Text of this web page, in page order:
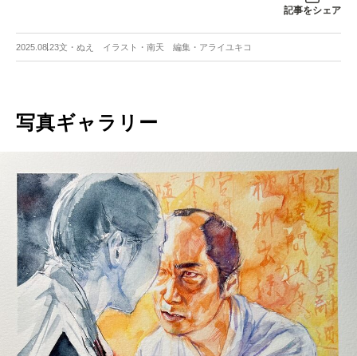
記事をシェア
2025.08.23文・ぬえ イラスト・南天 編集・アライユキコ
写真ギャラリー